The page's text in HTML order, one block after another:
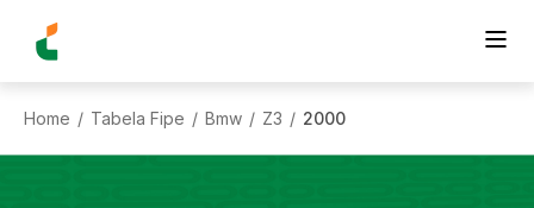
Home / Tabela Fipe / Bmw / Z3 / 2000